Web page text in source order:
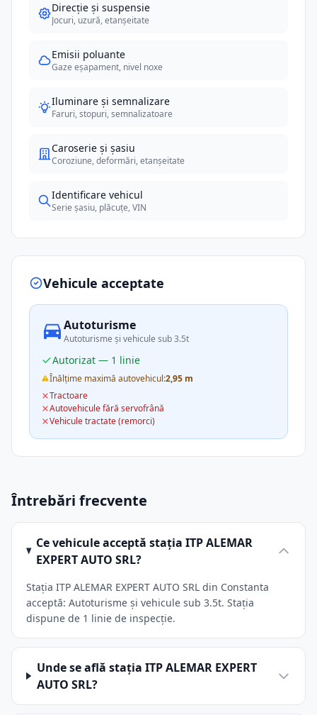
Direcție și suspensie
Jocuri, uzură, etanșeitate
Emisii poluante
Gaze eșapament, nivel noxe
Iluminare și semnalizare
Faruri, stopuri, semnalizatoare
Caroserie și șasiu
Coroziune, deformări, etanșeitate
Identificare vehicul
Serie șasiu, plăcuțe, VIN
Vehicule acceptate
Autoturisme
Autoturisme și vehicule sub 3.5t
Autorizat — 1 linie
Înălțime maximă autovehicul:2,95 m
Tractoare
Autovehicule fără servofrână
Vehicule tractate (remorci)
Întrebări frecvente
Ce vehicule acceptă stația ITP ALEMAR
EXPERT AUTO SRL?
Stația ITP ALEMAR EXPERT AUTO SRL din Constanta
acceptă: Autoturisme și vehicule sub 3.5t. Stația
dispune de 1 linie de inspecție.
Unde se află stația ITP ALEMAR EXPERT
AUTO SRL?